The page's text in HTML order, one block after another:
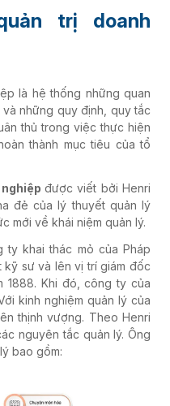
trị doanh
là hệ thống những quan
những quy định, quy tắc
thủ trong việc thực hiện
thành mục tiêu của tổ
nghiệpđược viết bởi Henri
đẻ của lý thuyết quản lý
mới về khái niệm quản lý.
ty khai thác mỏ của Pháp
kỹ sư và lên vị trí giám đốc
1888. Khi đó, công ty của
kinh nghiệm quản lý của
thịnh vượng. Theo Henri
nguyên tắc quản lý. Ông
bao gồm: